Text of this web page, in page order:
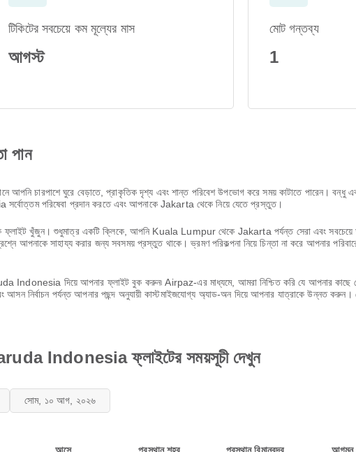
টিকিটের সবচেয়ে কম মূল্যের মাস
আগস্ট
মোট গন্তব্য
1
পান
আপনি চারপাশে ঘুরে বেড়াতে, প্রাকৃতিক দৃশ্য এবং শান্ত পরিবেশ উপভোগ করে সময় কাটাতে পারেন। বন্ধু
পরিষেবা প্রদান করতে এবং আপনাকে Jakarta থেকে নিয়ে যেতে প্রস্তুত।
খুঁজুন। শুধুমাত্র একটি ক্লিকে, আপনি Kuala Lumpur থেকে Jakarta পর্যন্ত সেরা এবং সবচেয়ে
আপনাকে সাহায্য করার জন্য সবসময় প্রস্তুত থাকে। ভ্রমণ পরিকল্পনা নিয়ে চিন্তা না করে আপনার
Indonesia দিয়ে আপনার ফ্লাইট বুক করুন৷ Airpaz-এর মাধ্যমে, আমরা নিশ্চিত করি যে আপনার কাছে
নির্বাচন পর্যন্ত আপনার পছন্দ অনুযায়ী কাস্টমাইজযোগ্য অ্যাড-অন দিয়ে আপনার যাত্রাকে উন্নত করুন।
Indonesia ফ্লাইটের সময়সূচী দেখুন
সোম, ১০ আগ, ২০২৬